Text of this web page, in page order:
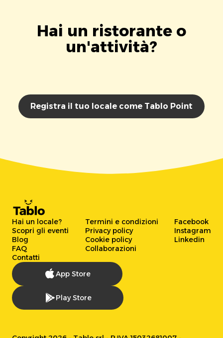
Hai un ristorante o
un'attività?
Registra il tuo locale come Tablo Point
Hai un locale?
Scopri gli eventi
Blog
FAQ
Contatti
Termini e condizioni
Privacy policy
Cookie policy
Collaborazioni
Facebook
Instagram
Linkedin
App Store
Play Store